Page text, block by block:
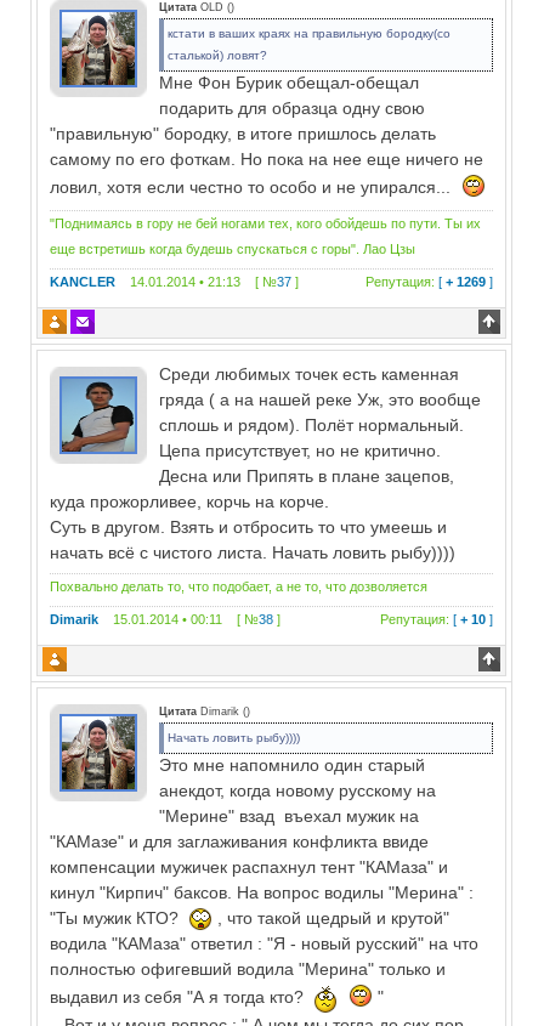
Цитата OLD ()
кстати в ваших краях на правильную бородку(со
сталькой) ловят?
Мне Фон Бурик обещал-обещал
подарить для образца одну свою
"правильную" бородку, в итоге пришлось делать
самому по его фоткам. Но пока на нее еще ничего не
ловил, хотя если честно то особо и не упирался...
"Поднимаясь в гору не бей ногами тех, кого обойдешь по пути. Ты их
еще встретишь когда будешь спускаться с горы". Лао Цзы
KANCLER 14.01.2014 • 21:13 [ №37 ] Репутация: [+ 1269 ]
Среди любимых точек есть каменная
гряда ( а на нашей реке Уж, это вообще
сплошь и рядом). Полёт нормальный.
Цепа присутствует, но не критично.
Десна или Припять в плане зацепов,
куда прожорливее, корчь на корче.
Суть в другом. Взять и отбросить то что умеешь и
начать всё с чистого листа. Начать ловить рыбу))))
Похвально делать то, что подобает, а не то, что дозволяется
Dimarik 15.01.2014 • 00:11 [ №38 ] Репутация: [+ 10 ]
Цитата Dimarik ()
Начать ловить рыбу))))
Это мне напомнило один старый
анекдот, когда новому русскому на
"Мерине" взад въехал мужик на
"КАМазе" и для заглаживания конфликта ввиде
компенсации мужичек распахнул тент "КАМаза" и
кинул "Кирпич" баксов. На вопрос водилы "Мерина" :
"Ты мужик КТО?
, что такой щедрый и крутой"
водила "КАМаза" ответил : "Я - новый русский" на что
полностью офигевший водила "Мерина" только и
выдавил из себя "А я тогда кто?
"